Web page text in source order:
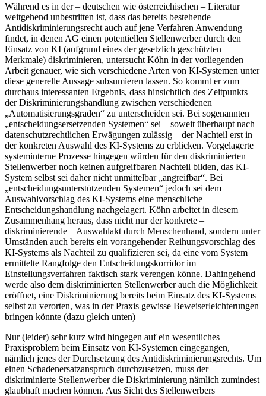
Während es in der – deutschen wie österreichischen – Literatur
weitgehend unbestritten ist, dass das bereits bestehende
Antidiskriminierungsrecht auch auf jene Verfahren Anwendung
findet, in denen AG einen potentiellen Stellenwerber durch den
Einsatz von KI (aufgrund eines der gesetzlich geschützten
Merkmale) diskriminieren, untersucht Köhn in der vorliegenden
Arbeit genauer, wie sich verschiedene Arten von KI-Systemen unter
diese generelle Aussage subsumieren lassen. So kommt er zum
durchaus interessanten Ergebnis, dass hinsichtlich des Zeitpunkts
der Diskriminierungshandlung zwischen verschiedenen
„Automatisierungsgraden“ zu unterscheiden sei. Bei sogenannten
„entscheidungsersetzenden Systemen“ sei – soweit überhaupt nach
datenschutzrechtlichen Erwägungen zulässig – der Nachteil erst in
der konkreten Auswahl des KI-Systems zu erblicken. Vorgelagerte
systeminterne Prozesse hingegen würden für den diskriminierten
Stellenwerber noch keinen aufgreifbaren Nachteil bilden, das KI-
System selbst sei daher nicht unmittelbar „angreifbar“. Bei
„entscheidungsunterstützenden Systemen“ jedoch sei dem
Auswahlvorschlag des KI-Systems eine menschliche
Entscheidungshandlung nachgelagert. Köhn arbeitet in diesem
Zusammenhang heraus, dass nicht nur der konkrete –
diskriminierende – Auswahlakt durch Menschenhand, sondern unter
Umständen auch bereits ein vorangehender Reihungsvorschlag des
KI-Systems als Nachteil zu qualifizieren sei, da eine vom System
ermittelte Rangfolge den Entscheidungskorridor im
Einstellungsverfahren faktisch stark verengen könne. Dahingehend
werde also dem diskriminierten Stellenwerber auch die Möglichkeit
eröffnet, eine Diskriminierung bereits beim Einsatz des KI-Systems
selbst zu verorten, was in der Praxis gewisse Beweiserleichterungen
bringen könnte (dazu gleich unten)
Nur (leider) sehr kurz wird hingegen auf ein wesentliches
Praxisproblem beim Einsatz von KI-Systemen eingegangen,
nämlich jenes der Durchsetzung des Antidiskriminierungsrechts. Um
einen Schadenersatzanspruch durchzusetzen, muss der
diskriminierte Stellenwerber die Diskriminierung nämlich zumindest
glaubhaft machen können. Aus Sicht des Stellenwerbers